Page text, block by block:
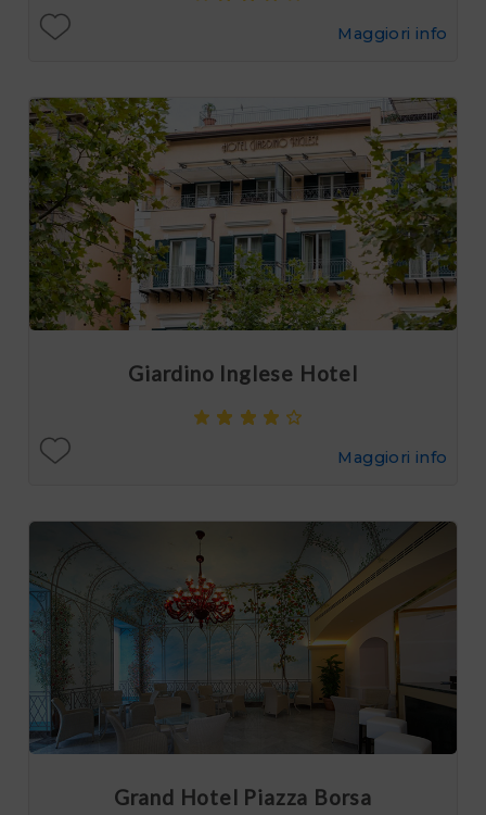
Maggiori info
Giardino Inglese Hotel
Maggiori info
Grand Hotel Piazza Borsa